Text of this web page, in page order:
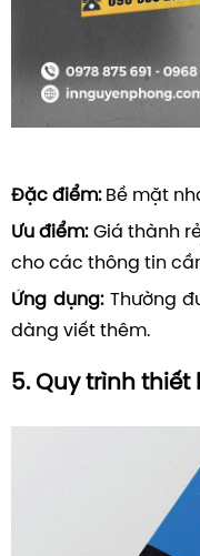
Đặc điểm: Bề mặt
Ưu điểm: Giá thành
cho các thông tin
Ứng dụng: Thường
dàng viết thêm.
5. Quy trình thiết